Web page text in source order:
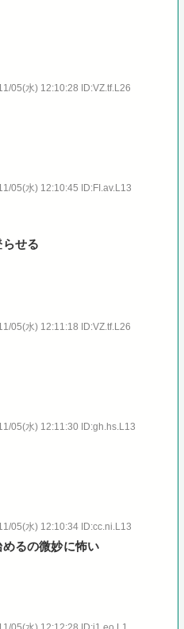
05(水) 12:10:28 ID:VZ.tf.L26
05(水) 12:10:45 ID:FI.av.L13
せる
05(水) 12:11:18 ID:VZ.tf.L26
05(水) 12:11:30 ID:gh.hs.L13
05(水) 12:10:34 ID:cc.ni.L13
るの微妙に怖い